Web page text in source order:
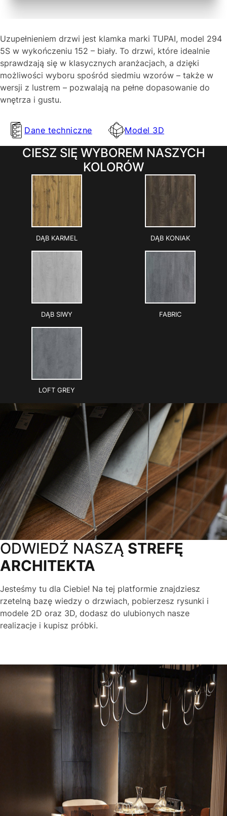
Uzupełnieniem drzwi jest klamka marki TUPAI, model 294
5S w wykończeniu 152 – biały. To drzwi, które idealnie
sprawdzają się w klasycznych aranżacjach, a dzięki
możliwości wyboru spośród siedmiu wzorów – także w
wersji z lustrem – pozwalają na pełne dopasowanie do
wnętrza i gustu.
Dane techniczne Model 3D
CIESZ SIĘ WYBOREM NASZYCH
KOLORÓW
DĄB KARMEL DĄB KONIAK
DĄB SIWY FABRIC
LOFT GREY
ODWIEDŹ NASZĄ STREFĘ
ARCHITEKTA
Jesteśmy tu dla Ciebie! Na tej platformie znajdziesz
rzetelną bazę wiedzy o drzwiach, pobierzesz rysunki i
modele 2D oraz 3D, dodasz do ulubionych nasze
realizacje i kupisz próbki.